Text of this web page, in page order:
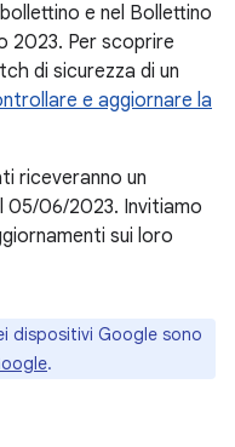
e nel Bollettino
2023. Per scoprire
di sicurezza di un
e aggiornare la
riceveranno un
05/06/2023. Invitiamo
sui loro
dispositivi Google sono
.